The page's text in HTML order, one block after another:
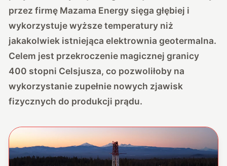
przez firmę Mazama Energy sięga głębiej i
wykorzystuje wyższe temperatury niż
jakakolwiek istniejąca elektrownia geotermalna.
Celem jest przekroczenie magicznej granicy
400 stopni Celsjusza, co pozwoliłoby na
wykorzystanie zupełnie nowych zjawisk
fizycznych do produkcji prądu.